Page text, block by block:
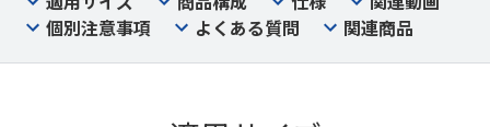
個別注意事項
よくある質問 関連商品